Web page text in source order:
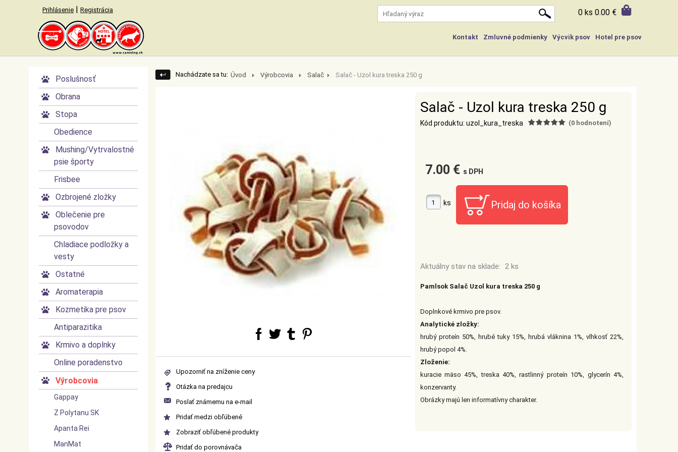
Prihlásenie | Registrácia 0 ks 0.00 €
Kontakt Zmluvné podmienky Výcvik psov Hotel pre psov
Poslušnosť
Obrana
Stopa
Obedience
Mushing/Vytrvalostné
psie športy
Frisbee
Ozbrojené zložky
Oblečenie pre
psovodov
Chladiace podložky a
vesty
Ostatné
Aromaterapia
Kozmetika pre psov
Antiparazitika
Krmivo a doplnky
Online poradenstvo
Výrobcovia
Gappay
Z Polytanu SK
Apanta Rei
ManMat
Nachádzate sa tu: Úvod Výrobcovia Salač Salač - Uzol kura treska 250 g
Upozorniť na zníženie ceny
Otázka na predajcu
Poslať známemu na e-mail
Pridať medzi obľúbené
Zobraziť obľúbené produkty
Pridať do porovnávača
Salač - Uzol kura treska 250 g
Kód produktu: uzol_kura_treska (0hodnotení)
7.00 € s DPH
ks
Aktuálny stav na sklade: 2 ks
Pamlsok Salač Uzol kura treska 250 g
Doplnkové krmivo pre psov.
Analytické zložky:
hrubý proteín 50%, hrubé tuky 15%, hrubá vláknina 1%, vlhkosť 22%,
hrubý popol 4%.
Zloženie:
kuracie mäso 45%, treska 40%, rastlinný proteín 10%, glycerín 4%,
konzervanty.
Obrázky majú len informatívny charakter.